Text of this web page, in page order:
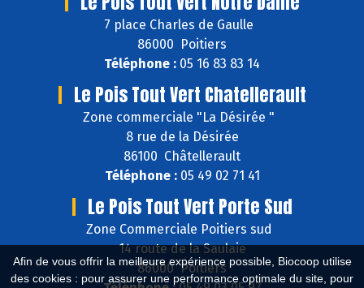
Afin de vous offrir la meilleure expérience possible, Biocoop utilise
des cookies : pour assurer une performance optimale du site, pour
7 place Charles de Gaulle
86000 Poitiers
Téléphone : 05 16 83 83 14
Le Pois Tout Vert Chatellerault
Zone commerciale "La Désirée "
8 rue de la Désirée
86100 Châtellerault
Téléphone :05 49 02 71 41
Le Pois Tout Vert Porte Sud
Zone Commerciale Poitiers sud
14 route de la Saulaie
86000 Poitiers